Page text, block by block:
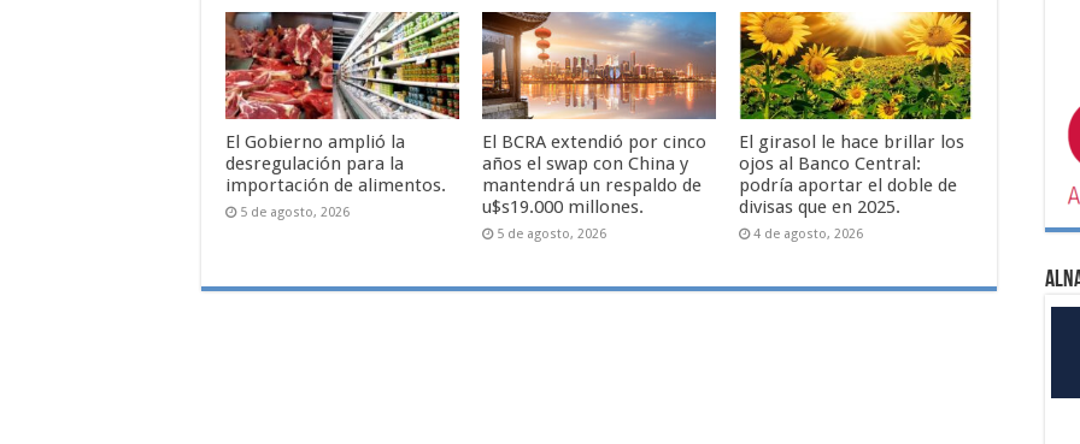
El Gobierno amplió la
desregulación para la
importación de alimentos.
5 de agosto, 2026
El BCRA extendió por cinco
años el swap con China y
mantendrá un respaldo de
u$s19.000 millones.
5 de agosto, 2026
El girasol le hace brillar los
ojos al Banco Central:
podría aportar el doble de
divisas que en 2025.
4 de agosto, 2026